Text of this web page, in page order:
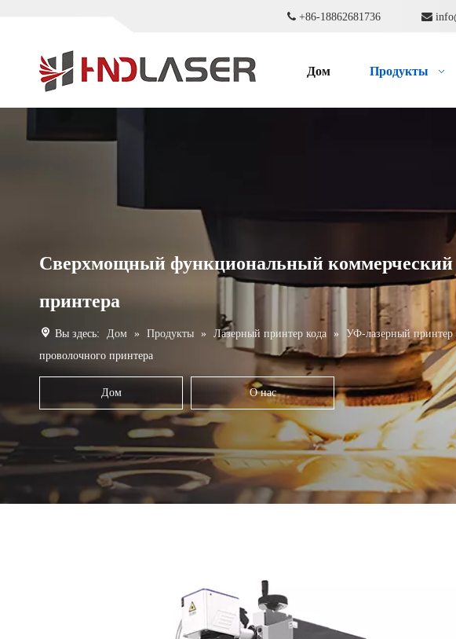
 +86-18862681736 
Дом Продукты
Сверхмощный функциональный коммерческий
принтера
Вы здесь: Дом » Продукты » Лазерный принтер кода » УФ-лазерный принтер
проволочного принтера
Дом О нас